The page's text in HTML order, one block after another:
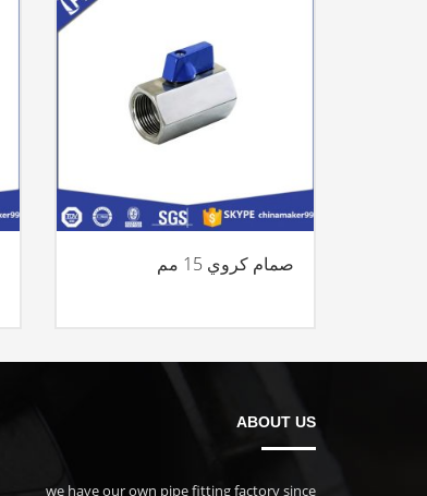
صمام كروي 15 مم
ABOUT US
we have our own pipe fitting factory since